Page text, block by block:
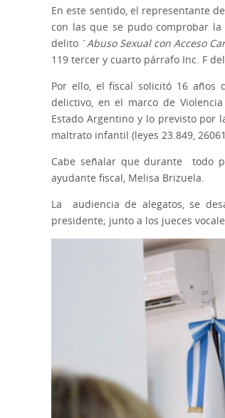
En este sentido, el representante
con las que se pudo comprobar
delito ´Abuso Sexual con Acceso
119 tercer y cuarto párrafo Inc. F del
Por ello, el fiscal solicitó 16
delictivo, en el marco de
Estado Argentino y lo previsto por
maltrato infantil (leyes 23.849,
Cabe señalar que durante todo
ayudante fiscal, Melisa Brizuela.
La audiencia de alegatos, se
presidente; junto a los jueces